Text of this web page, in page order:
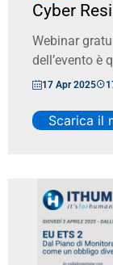
Cyber
Webinar
dell’evento è
17 Apr 2025
Scarica il